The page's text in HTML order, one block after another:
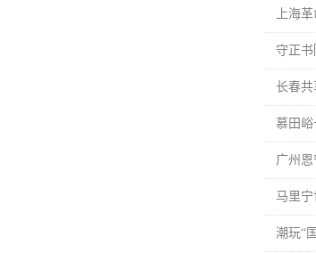
上海
守正书
长春共
慕田峪
广州
马里
潮玩“